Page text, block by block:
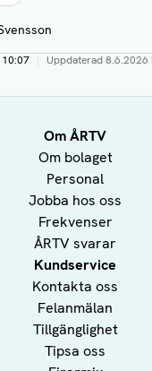
| Uppdaterad8.6.2026
Om ÅRTV
Om bolaget
Personal
Jobba hos oss
Frekvenser
ÅRTV svarar
Kundservice
Kontakta oss
Felanmälan
Tillgänglighet
Tipsa oss